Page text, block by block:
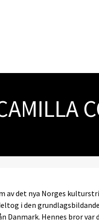
av det nya Norges
i den
Danmark. Hennes bror var